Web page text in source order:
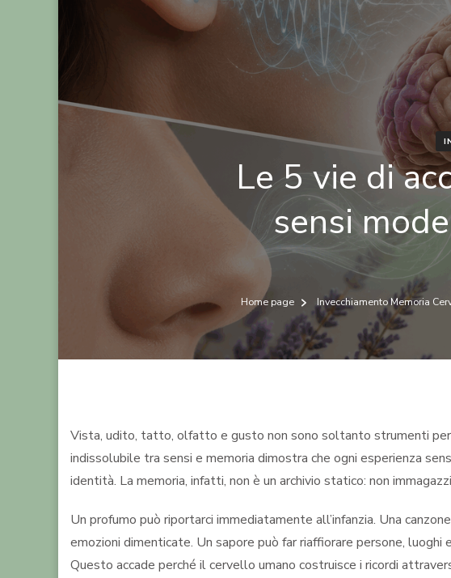
Le 5 vie di
sensi
Home page Invecchiamento Memoria
Vista, udito, tatto, olfatto e gusto non sono soltanto strumenti per
indissolubile tra sensi e memoria dimostra che ogni esperienza
identità. La memoria, infatti, non è un archivio statico: non
Un profumo può riportarci immediatamente all’infanzia. Una
emozioni dimenticate. Un sapore può far riaffiorare persone, luoghi
Questo accade perché il cervello umano costruisce i ricordi